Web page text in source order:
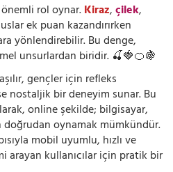
önemli rol oynar.Kiraz,çilek,
ek puan kazandırırken
yönlendirebilir. Bu denge,
unsurlardan biridir. 🍒🍓🍊🍇
gençler için refleks
nostaljik bir deneyim sunar. Bu
online şekilde; bilgisayar,
oynamak mümkündür.
mobil uyumlu, hızlı ve
kullanıcılar için pratik bir